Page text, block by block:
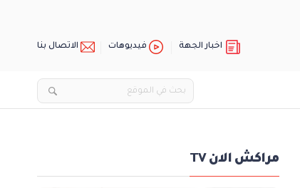
اخبار الجهة فيديوهات الاتصال بنا
مراكش الان TV